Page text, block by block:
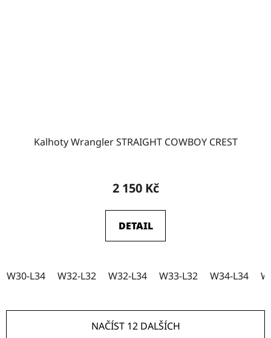
Kalhoty Wrangler STRAIGHT COWBOY CREST
2 150 Kč
DETAIL
W30-L34 W32-L32 W32-L34 W33-L32 W34-L34
NAČÍST 12 DALŠÍCH